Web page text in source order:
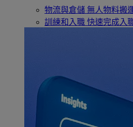
物流與倉儲 無人物料搬
訓練和入職 快速完成入